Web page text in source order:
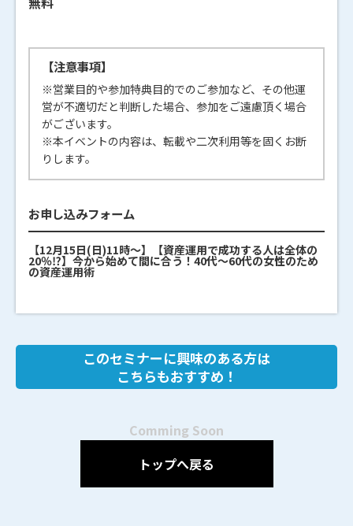
【注意事項】
※営業目的や参加特典目的でのご参加など、その他運
営が不適切だと判断した場合、参加をご遠慮頂く場合
がございます。
※本イベントの内容は、転載や二次利用等を固くお断
りします。
お申し込みフォーム
【12月15日(日)11時～】【資産運用で成功する人は全体の
20％⁉】今から始めて間に合う！40代～60代の女性のため
の資産運用術
このセミナーに興味のある方は
こちらもおすすめ！
Comming Soon
トップへ戻る